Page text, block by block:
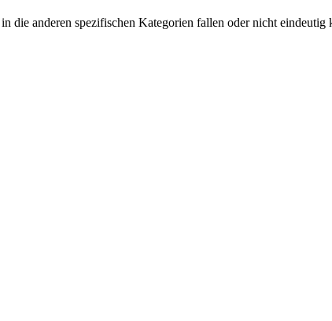
die anderen spezifischen Kategorien fallen oder nicht eindeutig